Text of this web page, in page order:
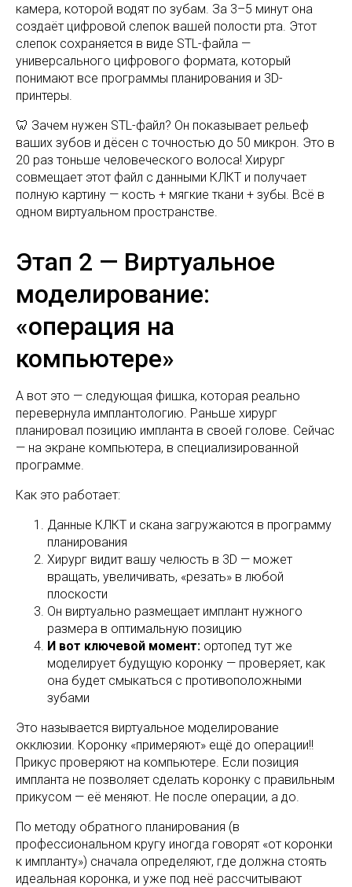
камера, которой водят по зубам. За 3–5 минут она
создаёт цифровой слепок вашей полости рта. Этот
слепок сохраняется в виде STL-файла —
универсального цифрового формата, который
понимают все программы планирования и 3D-
принтеры.
🦷 Зачем нужен STL-файл? Он показывает рельеф
ваших зубов и дёсен с точностью до 50 микрон. Это в
20 раз тоньше человеческого волоса! Хирург
совмещает этот файл с данными КЛКТ и получает
полную картину — кость + мягкие ткани + зубы. Всё в
одном виртуальном пространстве.
Этап 2 — Виртуальное
моделирование:
«операция на
компьютере»
А вот это — следующая фишка, которая реально
перевернула имплантологию. Раньше хирург
планировал позицию импланта в своей голове. Сейчас
— на экране компьютера, в специализированной
программе.
Как это работает:
Данные КЛКТ и скана загружаются в программу
планирования
Хирург видит вашу челюсть в 3D — может
вращать, увеличивать, «резать» в любой
плоскости
Он виртуально размещает имплант нужного
размера в оптимальную позицию
И вот ключевой момент: ортопед тут же
моделирует будущую коронку — проверяет, как
она будет смыкаться с противоположными
зубами
Это называется виртуальное моделирование
окклюзии. Коронку «примеряют» ещё до операции!!
Прикус проверяют на компьютере. Если позиция
импланта не позволяет сделать коронку с правильным
прикусом — её меняют. Не после операции, а до.
По методу обратного планирования (в
профессиональном кругу иногда говорят «от коронки
к импланту») сначала определяют, где должна стоять
идеальная коронка, и уже под неё рассчитывают